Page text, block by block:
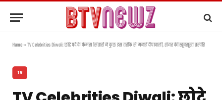
Home»TV Celebrities Diwali: छोटे पर्दे के फेमस सितारों ने कुछ इस तरीके से मनाई दीपावाली, शेयर की खूबसूरत तस्वीरें
TV